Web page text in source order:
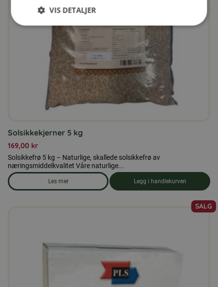
Solsikkekjerner 5 kg
169,00 kr
Solsikkefrø 5 kg – Naturlige, skallede solsikkefrø av
næringsmiddelkvalitet Våre naturlige...
Les mer
om produkten Solsikkekjerner 5 kg
Legg i handlekurven
SALG
VIS DETALJER